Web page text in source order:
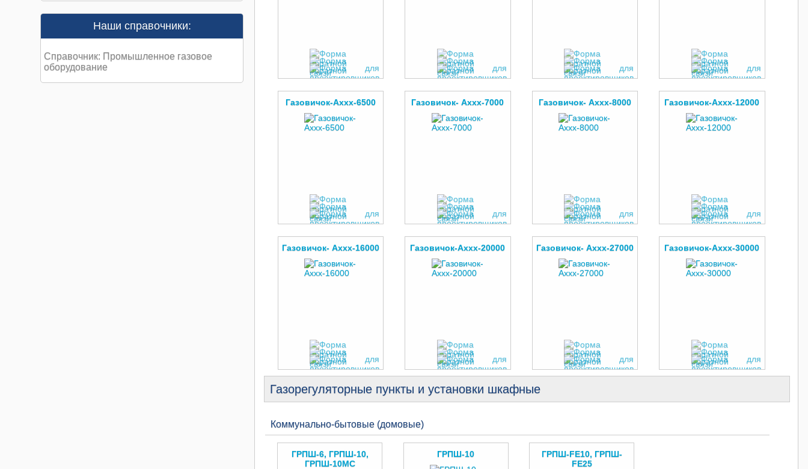
Наши справочники:
Справочник: Промышленное газовое
оборудование
Газовичок-Аххх-6500 Газовичок- Аххх-7000 Газовичок- Аххх-8000 Газовичок-Аххх-12000
Газовичок- Аххх-16000 Газовичок-Аххх-20000 Газовичок- Аххх-27000 Газовичок-Аххх-30000
Газорегуляторные пункты и установки шкафные
Коммунально-бытовые (домовые)
ГРПШ-6, ГРПШ-10,
ГРПШ-10МС
ГРПШ-10
ГРПШ-FE10, ГРПШ-
FE25